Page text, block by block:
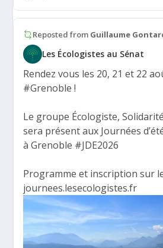
Reposted from Guillaume
Les Écologistes au Sénat
Rendez vous les 20, 21 et 22
#Grenoble !
Le groupe Écologiste,
sera présent aux Journées
à Grenoble #JDE2026
Programme et inscription sur
journees.lesecologistes.fr